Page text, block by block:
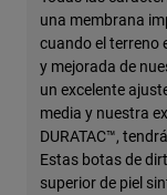
una membrana
cuando el terreno
y mejorada de
un excelente
media y nuestra
DURATAC™,
Estas botas de
superior de piel